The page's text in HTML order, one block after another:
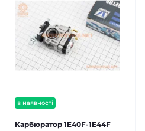
в наявності
Карбюратор 1E40F-1E44F